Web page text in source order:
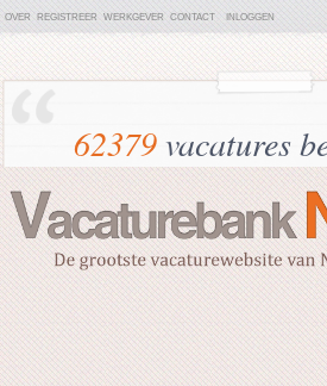
OVER REGISTREER WERKGEVER CONTACT INLOGGEN
62379vacatures